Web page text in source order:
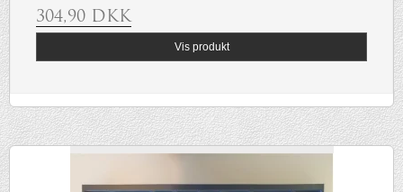
304,90 DKK
Vis produkt